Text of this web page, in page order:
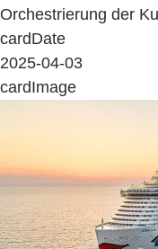
Orchestrierung der
cardDate
2025-04-03
cardImage